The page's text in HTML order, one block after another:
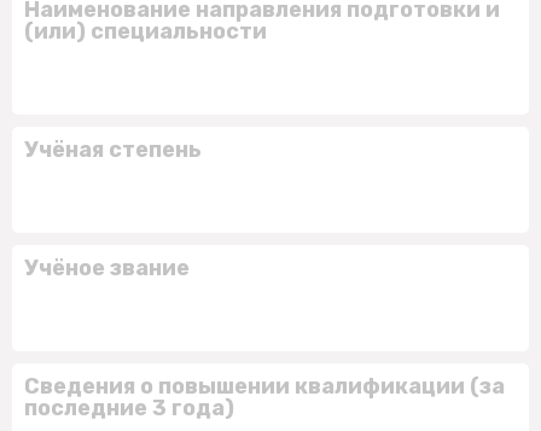
Наименование направления подготовки и
(или) специальности
Учёная степень
Учёное звание
Сведения о повышении квалификации (за
последние 3 года)